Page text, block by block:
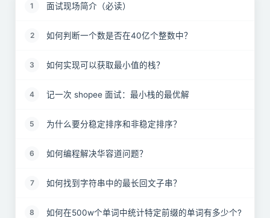
1 面试现场简介（必读）
2 如何判断一个数是否在40亿个整数中？
3 如何实现可以获取最小值的栈？
4 记一次 shopee 面试：最小栈的最优解
5 为什么要分稳定排序和非稳定排序？
6 如何编程解决华容道问题？
7 如何找到字符串中的最长回文子串？
8 如何在500w个单词中统计特定前缀的单词有多少个?